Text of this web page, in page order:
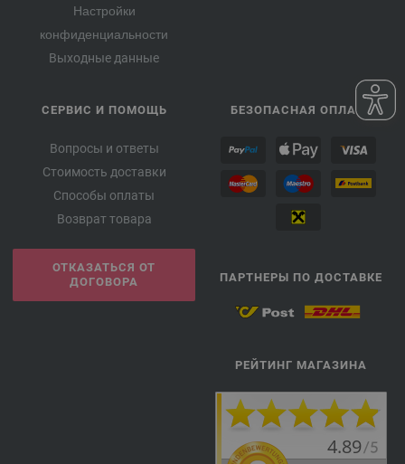
Настройки
конфиденциальности
Выходные данные
СЕРВИС И ПОМОЩЬ
Вопросы и ответы
Стоимость доставки
Способы оплаты
Возврат товара
ОТКАЗАТЬСЯ ОТ
ДОГОВОРА
БЕЗОПАСНАЯ ОПЛАТА
ПАРТНЕРЫ ПО ДОСТАВКЕ
РЕЙТИНГ МАГАЗИНА